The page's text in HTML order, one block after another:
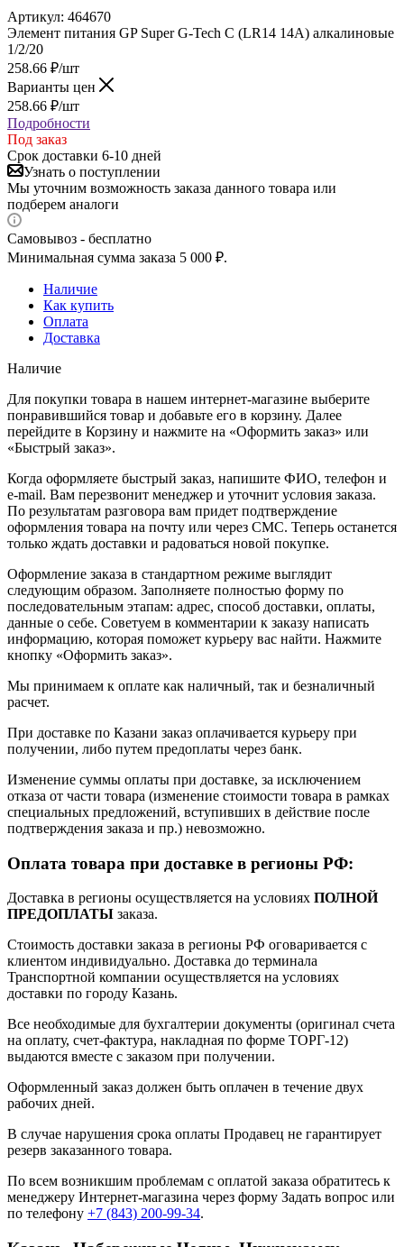
Артикул: 464670
Элемент питания GP Super G-Tech C (LR14 14А) алкалиновые
1/2/20
258.66 ₽/шт
Варианты цен
258.66 ₽/шт
Подробности
Под заказ
Срок доставки 6-10 дней
Узнать о поступлении
Мы уточним возможность заказа данного товара или
подберем аналоги
Самовывоз - бесплатно
Минимальная сумма заказа 5 000 ₽.
Наличие
Как купить
Оплата
Доставка
Наличие
Для покупки товара в нашем интернет-магазине выберите
понравившийся товар и добавьте его в корзину. Далее
перейдите в Корзину и нажмите на «Оформить заказ» или
«Быстрый заказ».
Когда оформляете быстрый заказ, напишите ФИО, телефон и
e-mail. Вам перезвонит менеджер и уточнит условия заказа.
По результатам разговора вам придет подтверждение
оформления товара на почту или через СМС. Теперь останется
только ждать доставки и радоваться новой покупке.
Оформление заказа в стандартном режиме выглядит
следующим образом. Заполняете полностью форму по
последовательным этапам: адрес, способ доставки, оплаты,
данные о себе. Советуем в комментарии к заказу написать
информацию, которая поможет курьеру вас найти. Нажмите
кнопку «Оформить заказ».
Мы принимаем к оплате как наличный, так и безналичный
расчет.
При доставке по Казани заказ оплачивается курьеру при
получении, либо путем предоплаты через банк.
Изменение суммы оплаты при доставке, за исключением
отказа от части товара (изменение стоимости товара в рамках
специальных предложений, вступивших в действие после
подтверждения заказа и пр.) невозможно.
Оплата товара при доставке в регионы РФ:
Доставка в регионы осуществляется на условиях ПОЛНОЙ
ПРЕДОПЛАТЫ заказа.
Стоимость доставки заказа в регионы РФ оговаривается с
клиентом индивидуально. Доставка до терминала
Транспортной компании осуществляется на условиях
доставки по городу Казань.
Все необходимые для бухгалтерии документы (оригинал счета
на оплату, счет-фактура, накладная по форме ТОРГ-12)
выдаются вместе с заказом при получении.
Оформленный заказ должен быть оплачен в течение двух
рабочих дней.
В случае нарушения срока оплаты Продавец не гарантирует
резерв заказанного товара.
По всем возникшим проблемам с оплатой заказа обратитесь к
менеджеру Интернет-магазина через форму Задать вопрос или
по телефону +7 (843) 200-99-34.